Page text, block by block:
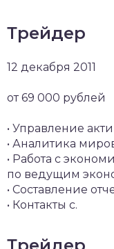
Трейдер
12 декабря 2011
от 69 000 рублей
• Управление
• Аналитика
• Работа с
по ведущим
• Составление
• Контакты с.